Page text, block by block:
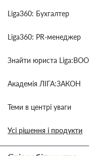
Liga360: Бухгалтер
Liga360: PR-менеджер
Знайти юриста
Академія ЛІГА:ЗАКОН
Теми в центрі уваги
Усі рішення і продукти